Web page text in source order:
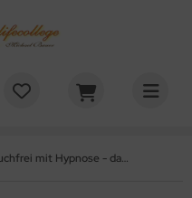
Rauchfrei mit Hypnose - das Rauchen dauerhaft aufhoeren / MP3-Download